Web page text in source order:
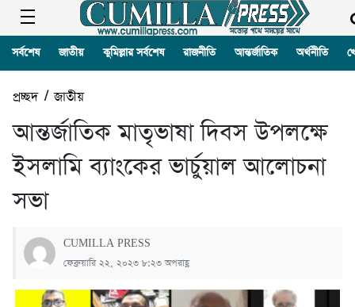
সর্বশেষ জাতীয় কুমিল্লার সর্বশেষ রাজনীতি আন্তর্জাতিক অর্থনীতি
প্রচ্ছদ/জাতীয়
আন্তর্জাতিক মাতৃভাষা দিবস উপলক্ষে
ইসলামি ব্যাংকের ভার্চুয়াল আলোচনা
সভা
CUMILLA PRESS
ফেব্রুয়ারি ২২, ২০২৩ ৮:২৩ অপরাহ্ণ